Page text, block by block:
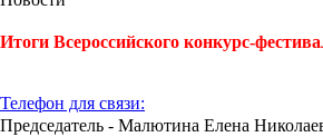
Итоги Всероссийского конкурс-
Телефон для связи:
Председатель - Малютина Елена